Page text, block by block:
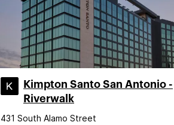
Kimpton Santo San Antonio -
Riverwalk
431 South Alamo Street